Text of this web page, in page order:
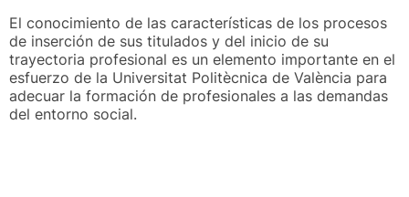
El conocimiento de las características de los procesos
de inserción de sus titulados y del inicio de su
trayectoria profesional es un elemento importante en el
esfuerzo de la Universitat Politècnica de València para
adecuar la formación de profesionales a las demandas
del entorno social.